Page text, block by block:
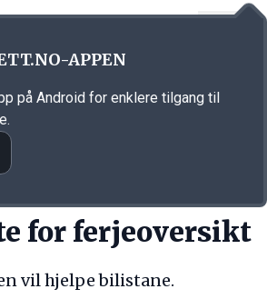
for ferjeoversikt
vil hjelpe bilistane.
APPEN
på Android for enklere tilgang til